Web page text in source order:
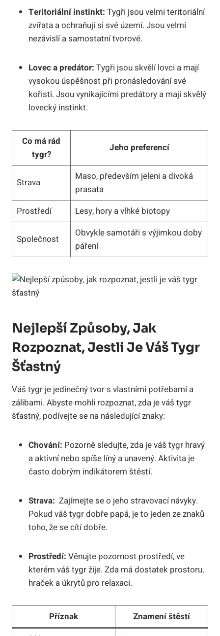
Teritoriální instinkt: Tygři⁣ jsou velmi teritoriální
zvířata⁢ a ochraňují si⁣ své území. Jsou velmi
nezávislí a samostatní tvorové.
Lovec a predátor: Tygři jsou skvělí lovci a mají
vysokou úspěšnost‌ při pronásledování své
kořisti. ‍Jsou vynikajícími predátory a mají ‍skvělý
lovecký instinkt.
Co má rád
‍tygr?
Jeho preferencí
Strava
Maso, především jeleni a divoká
prasata
Prostředí
Lesy, ‌hory​ a vlhké biotopy
Společnost
Obvykle samotáři ⁤s výjimkou doby
páření
Nejlepší‍ Způsoby, Jak⁤
Rozpoznat, Jestli Je Váš ⁢tygr
⁢šťastný
Váš tygr je jedinečný tvor‍ s vlastními potřebami a
zálibami. Abyste mohli rozpoznat, zda je váš tygr⁣
šťastný, podívejte se⁢ na následující znaky:
Chování: Pozorně⁤ sledujte, zda je váš⁢ tygr hravý
⁤a aktivní nebo spíše líný a unavený. ‍Aktivita je
‍často dobrým indikátorem štěstí.
Strava: ⁣ Zajímejte se⁣ o jeho ​stravovací návyky.
Pokud⁢ váš tygr dobře⁢ papá, je to jeden‍ ze znaků⁤
toho, že se​ cítí ⁢dobře.
Prostředí: ‌Věnujte⁢ pozornost prostředí, ve
kterém váš tygr žije. Zda má dostatek prostoru,
hraček a úkrytů​ pro relaxaci.
Příznak
Znamení ⁢štěstí